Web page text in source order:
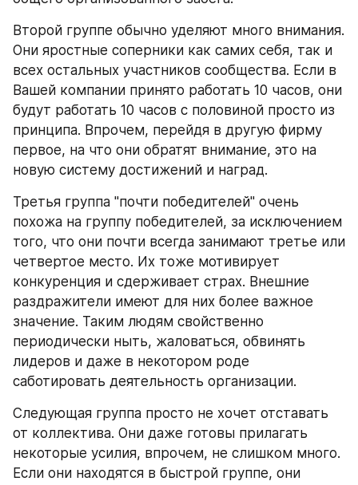
Второй группе обычно уделяют много внимания.
Они яростные соперники как самих себя, так и
всех остальных участников сообщества. Если в
Вашей компании принято работать 10 часов, они
будут работать 10 часов с половиной просто из
принципа. Впрочем, перейдя в другую фирму
первое, на что они обратят внимание, это на
новую систему достижений и наград.
Третья группа "почти победителей" очень
похожа на группу победителей, за исключением
того, что они почти всегда занимают третье или
четвертое место. Их тоже мотивирует
конкуренция и сдерживает страх. Внешние
раздражители имеют для них более важное
значение. Таким людям свойственно
периодически ныть, жаловаться, обвинять
лидеров и даже в некотором роде
саботировать деятельность организации.
Следующая группа просто не хочет отставать
от коллектива. Они даже готовы прилагать
некоторые усилия, впрочем, не слишком много.
Если они находятся в быстрой группе, они